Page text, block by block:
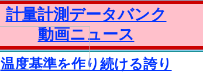
計量計測データバンク
動画ニュース
温度基準を作り続ける誇り